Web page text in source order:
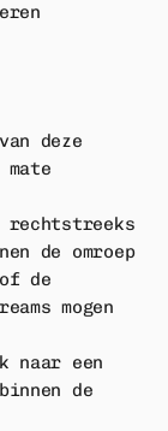
deze
rechtstreeks
de omroep
de
mogen
naar een
de